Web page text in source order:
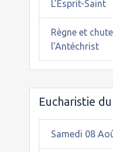
L'Esprit-Saint
Règne et
l'Antéchrist
Eucharistie
Samedi 08